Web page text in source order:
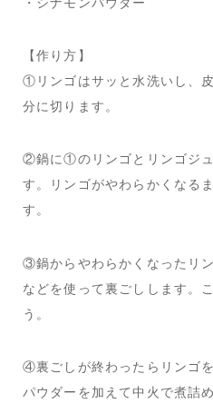
【作り方】
①リンゴはサッと水洗いし、
分に切ります。
②鍋に①のリンゴとリンゴジ
す。リンゴがやわらかくなる
す。
③鍋からやわらかくなったリ
などを使って裏ごしします。
う。
④裏ごしが終わったらリンゴ
パウダーを加えて中火で煮詰